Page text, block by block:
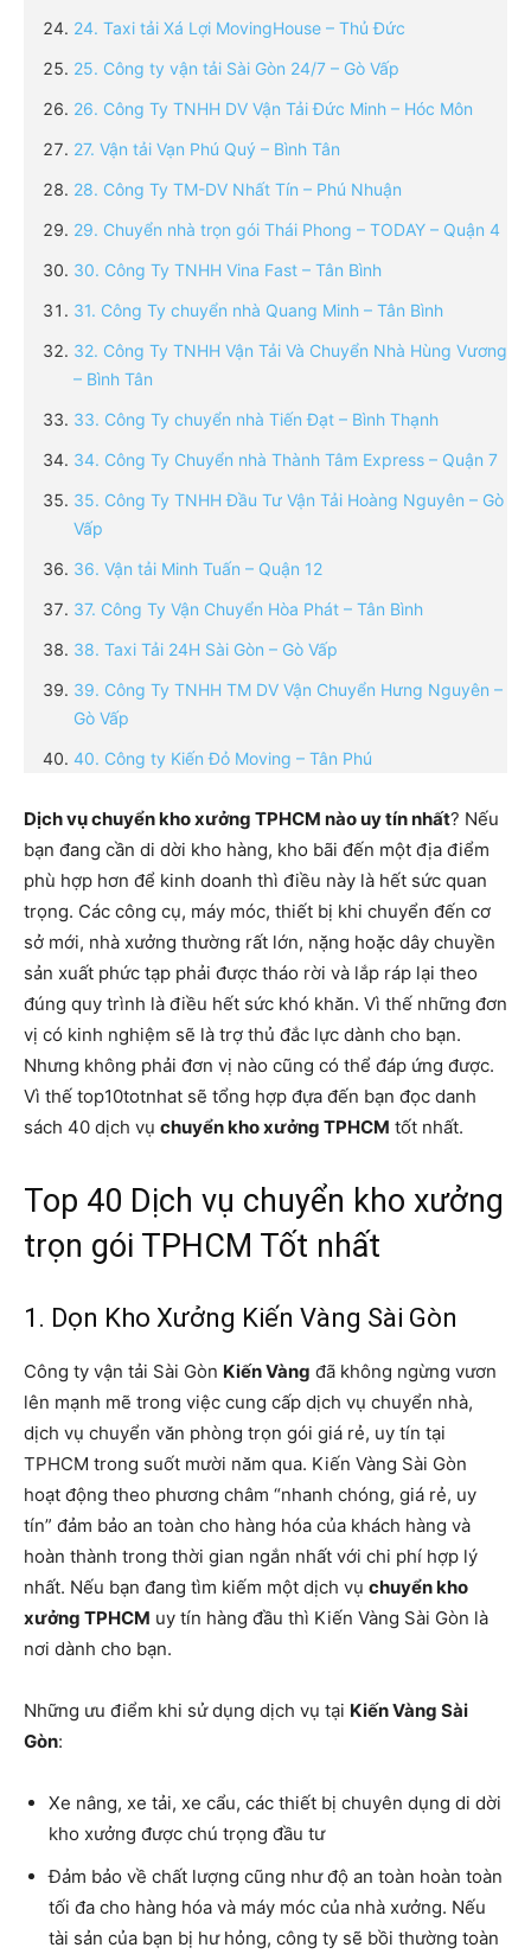
24. Taxi tải Xá Lợi MovingHouse – Thủ Đức
25. Công ty vận tải Sài Gòn 24/7 – Gò Vấp
26. Công Ty TNHH DV Vận Tải Đức Minh – Hóc Môn
27. Vận tải Vạn Phú Quý – Bình Tân
28. Công Ty TM-DV Nhất Tín – Phú Nhuận
29. Chuyển nhà trọn gói Thái Phong – TODAY – Quận 4
30. Công Ty TNHH Vina Fast – Tân Bình
31. Công Ty chuyển nhà Quang Minh – Tân Bình
32. Công Ty TNHH Vận Tải Và Chuyển Nhà Hùng Vương
– Bình Tân
33. Công Ty chuyển nhà Tiến Đạt – Bình Thạnh
34. Công Ty Chuyển nhà Thành Tâm Express – Quận 7
35. Công Ty TNHH Đầu Tư Vận Tải Hoàng Nguyên – Gò
Vấp
36. Vận tải Minh Tuấn – Quận 12
37. Công Ty Vận Chuyển Hòa Phát – Tân Bình
38. Taxi Tải 24H Sài Gòn – Gò Vấp
39. Công Ty TNHH TM DV Vận Chuyển Hưng Nguyên –
Gò Vấp
40. Công ty Kiến Đỏ Moving – Tân Phú
Dịch vụ chuyển kho xưởng TPHCM nào uy tín nhất? Nếu
bạn đang cần di dời kho hàng, kho bãi đến một địa điểm
phù hợp hơn để kinh doanh thì điều này là hết sức quan
trọng. Các công cụ, máy móc, thiết bị khi chuyển đến cơ
sở mới, nhà xưởng thường rất lớn, nặng hoặc dây chuyền
sản xuất phức tạp phải được tháo rời và lắp ráp lại theo
đúng quy trình là điều hết sức khó khăn. Vì thế những đơn
vị có kinh nghiệm sẽ là trợ thủ đắc lực dành cho bạn.
Nhưng không phải đơn vị nào cũng có thể đáp ứng được.
Vì thế top10totnhat sẽ tổng hợp đựa đến bạn đọc danh
sách 40 dịch vụ chuyển kho xưởng TPHCM tốt nhất.
Top 40 Dịch vụ chuyển kho xưởng
trọn gói TPHCM Tốt nhất
1. Dọn Kho Xưởng Kiến Vàng Sài Gòn
Công ty vận tải Sài Gòn Kiến Vàng đã không ngừng vươn
lên mạnh mẽ trong việc cung cấp dịch vụ chuyển nhà,
dịch vụ chuyển văn phòng trọn gói giá rẻ, uy tín tại
TPHCM trong suốt mười năm qua. Kiến Vàng Sài Gòn
hoạt động theo phương châm “nhanh chóng, giá rẻ, uy
tín” đảm bảo an toàn cho hàng hóa của khách hàng và
hoàn thành trong thời gian ngắn nhất với chi phí hợp lý
nhất. Nếu bạn đang tìm kiếm một dịch vụ chuyển kho
xưởng TPHCM uy tín hàng đầu thì Kiến Vàng Sài Gòn là
nơi dành cho bạn.
Những ưu điểm khi sử dụng dịch vụ tại Kiến Vàng Sài
Gòn:
Xe nâng, xe tải, xe cẩu, các thiết bị chuyên dụng di dời
kho xưởng được chú trọng đầu tư
Đảm bảo về chất lượng cũng như độ an toàn hoàn toàn
tối đa cho hàng hóa và máy móc của nhà xưởng. Nếu
tài sản của bạn bị hư hỏng, công ty sẽ bồi thường toàn